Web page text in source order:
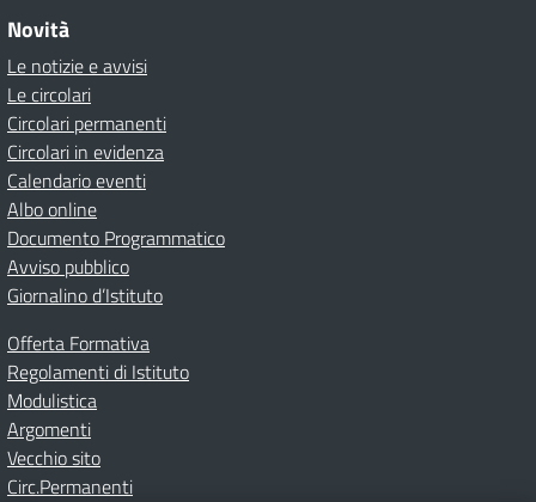
Novità
Le notizie e avvisi
Le circolari
Circolari permanenti
Circolari in evidenza
Calendario eventi
Albo online
Documento Programmatico
Avviso pubblico
Giornalino d’Istituto
Offerta Formativa
Regolamenti di Istituto
Modulistica
Argomenti
Vecchio sito
Circ.Permanenti